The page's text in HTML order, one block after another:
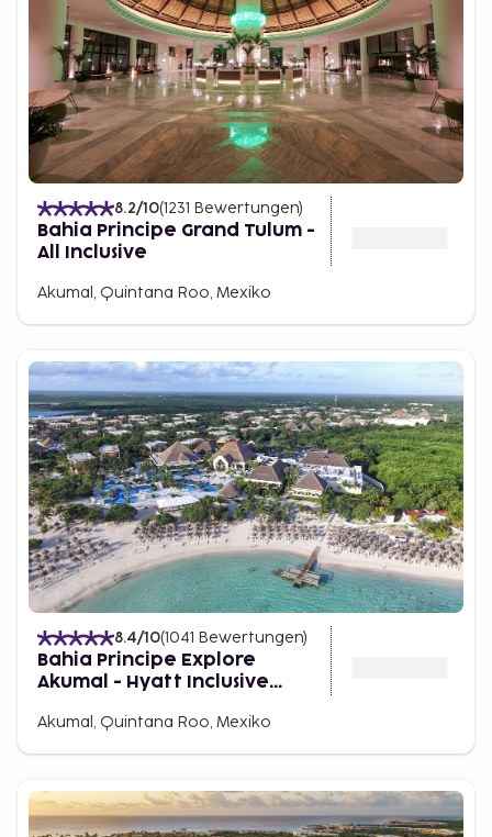
8.2/10(1231 Bewertungen)
Bahia Principe Grand Tulum -
All Inclusive
Akumal, Quintana Roo, Mexiko
8.4/10(1041 Bewertungen)
Bahia Principe Explore
Akumal - Hyatt Inclusive
Akumal, Quintana Roo, Mexiko